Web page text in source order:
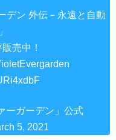
デン 外伝 – 永遠と自動
売中！
ーガーデン」公式
5, 2021